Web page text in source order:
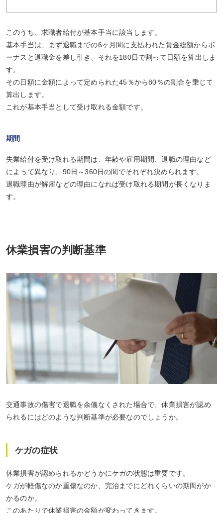
このうち、 求職者給付が基本手当に該当します。
基本手当は、まず退職までの6ヶ月間に支払われた賃金総額からボ
ーナスと退職金を差し引き、それを180日で割って日額を算出 しま
す。
その日額に金額によって定められた45％から80％の割合を乗じて
算出します。
これが基本手当として受け取れる金額です。
期間
失業給付を受け取れる期間は、年齢や雇用期間、退職の理由など
によって異なり、90日～360日の間でそれぞれ決められます。
退職理由が解雇などの理由になれば受け取れる期間が長くなりま
す。
休業損害の判断基準
交通事故の傷害で退職を余儀なくされた場合で、休業損害が認め
られるにはどのような判断基準が必要なのでしょうか。
ケガの症状
休業損害が認められるかどうかにケガの状態は重要です。
ケガが軽傷なのか重傷なのか、完治までにどれくらいの期間がか
かるのか。
このあたりで休業損害の金額が変わってきます。